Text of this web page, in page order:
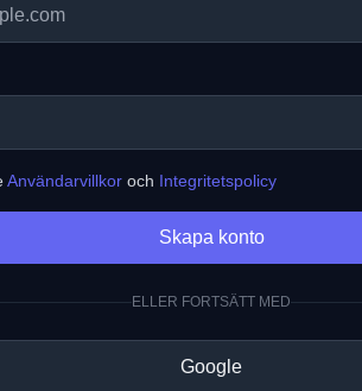
Användarvillkor och Integritetspolicy
Skapa konto
ELLER FORTSÄTT MED
Google